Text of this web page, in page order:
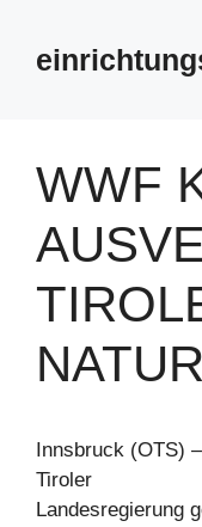
springen
WWF
Innsbruck (OTS)
Tiroler
Landesregierung